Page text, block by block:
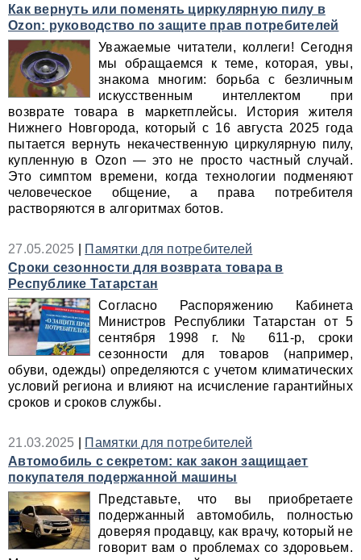
Как вернуть или поменять циркулярную пилу в
Ozon: руководство по защите прав потребителей
Уважаемые читатели, коллеги! Сегодня
мы обращаемся к теме, которая, увы,
знакома многим: борьба с безличным
искусственным интеллектом при
возврате товара в маркетплейсы. История жителя
Нижнего Новгорода, который с 16 августа 2025 года
пытается вернуть некачественную циркулярную пилу,
купленную в Ozon — это не просто частный случай.
Это симптом времени, когда технологии подменяют
человеческое общение, а права потребителя
растворяются в алгоритмах ботов.
27.05.2025
Памятки для потребителей
Сроки сезонности для возврата товара в
Республике Татарстан
Согласно Распоряжению Кабинета
Министров Республики Татарстан от 5
сентября 1998 г. № 611-р, сроки
сезонности для товаров (например,
обуви, одежды) определяются с учетом климатических
условий региона и влияют на исчисление гарантийных
сроков и сроков службы.
21.03.2025
Памятки для потребителей
Автомобиль с секретом: как закон защищает
покупателя подержанной машины
Представьте, что вы приобретаете
подержанный автомобиль, полностью
доверяя продавцу, как врачу, который не
говорит вам о проблемах со здоровьем.